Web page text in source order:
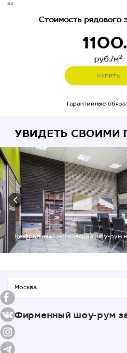
83
Стоимость рядового
руб./м2
КУПИТЬ
Гарантийные
УВИДЕТЬ СВОИМИ
Центральный московский шоу-рум
Фирменный шоу-рум